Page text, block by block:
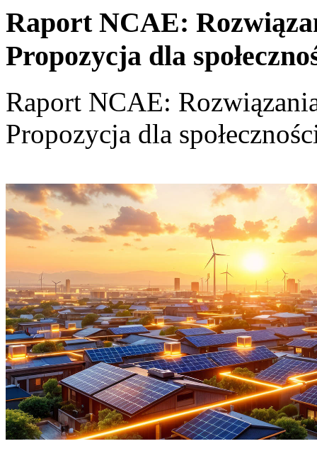
Raport NCAE:
Propozycja dla
Raport NCAE:
Propozycja dla